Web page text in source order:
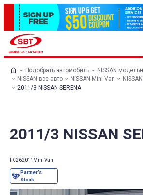
Подобрать автомобиль
NISSAN
NISSAN все авто
NISSAN Mini Van
2011/3 NISSAN SERENA
2011/3 NISSAN
FC262011 Mini Van